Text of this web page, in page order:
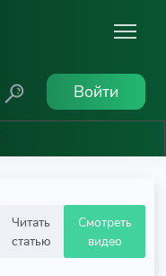
Войти
Читать
статью
Смотреть
видео